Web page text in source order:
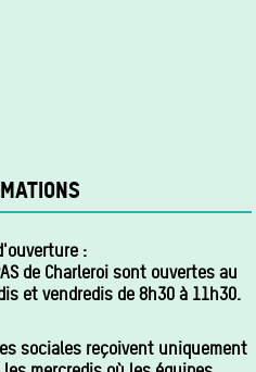
:
de Charleroi sont ouvertes au
et vendredis de 8h30 à 11h30.
sociales reçoivent uniquement